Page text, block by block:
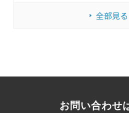
全部見る
お問い合わせ